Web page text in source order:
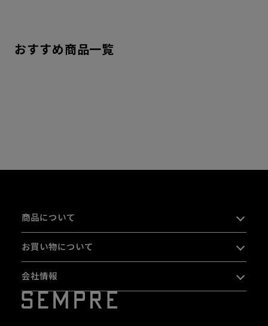
おすすめ商品一覧
商品について
お買い物について
会社情報